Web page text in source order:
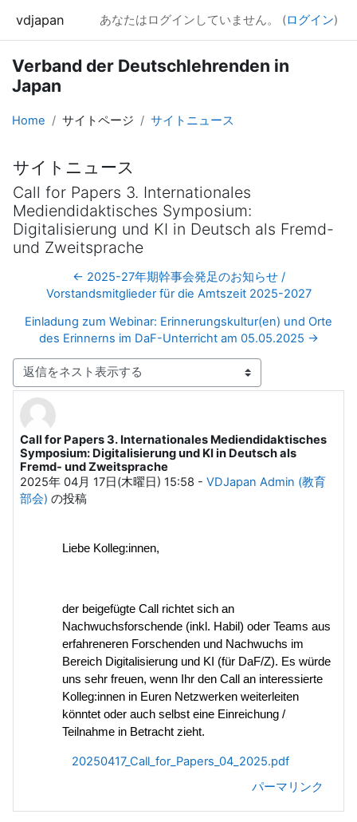
vdjapan あなたはログインしていません。 (ログイン)
Verband der Deutschlehrenden in
Japan
Home サイトページ サイトニュース
サイトニュース
Call for Papers 3. Internationales
Mediendidaktisches Symposium:
Digitalisierung und KI in Deutsch als Fremd-
und Zweitsprache
← 2025-27年期幹事会発足のお知らせ /
Vorstandsmitglieder für die Amtszeit 2025-2027
Einladung zum Webinar: Erinnerungskultur(en) und Orte
des Erinnerns im DaF-Unterricht am 05.05.2025 →
表示モード
Call for Papers 3. Internationales Mediendidaktisches
Symposium: Digitalisierung und KI in Deutsch als
Fremd- und Zweitsprache
2025年 04月 17日(木曜日) 15:58 - VDJapan Admin (教育
部会) の投稿
返信数: 0
Liebe Kolleg:innen,
der beigefügte Call richtet sich an
Nachwuchsforschende (inkl. Habil) oder Teams aus
erfahreneren Forschenden und Nachwuchs im
Bereich Digitalisierung und KI (für DaF/Z). Es würde
uns sehr freuen, wenn Ihr den Call an interessierte
Kolleg:innen in Euren Netzwerken weiterleiten
könntet oder auch selbst eine Einreichung /
Teilnahme in Betracht zieht.
20250417_Call_for_Papers_04_2025.pdf
パーマリンク